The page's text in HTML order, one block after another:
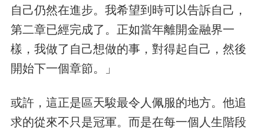
自己仍然在進步。我希望到時可以告訴自己，
第二章已經完成了。正如當年離開金融界一
樣，我做了自己想做的事，對得起自己，然後
開始下一個章節。」
或許，這正是區天駿最令人佩服的地方。他追
求的從來不只是冠軍。而是在每一個人生階段